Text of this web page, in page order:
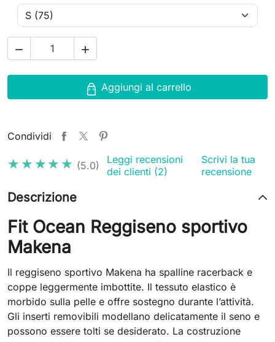
 
Aggiungi al carrello
Condividi
★★★★★
★★★★★ (5.0)
Leggi recensioni
dei clienti (2)
Scrivi la tua
recensione
Descrizione
Fit Ocean Reggiseno sportivo
Makena
Il reggiseno sportivo Makena ha spalline racerback e
coppe leggermente imbottite. Il tessuto elastico è
morbido sulla pelle e offre sostegno durante l’attività.
Gli inserti removibili modellano delicatamente il seno e
possono essere tolti se desiderato. La costruzione